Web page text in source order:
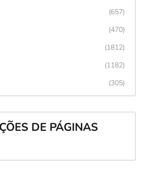
(657)
(470)
(1812)
(1182)
(305)
DE PÁGINAS